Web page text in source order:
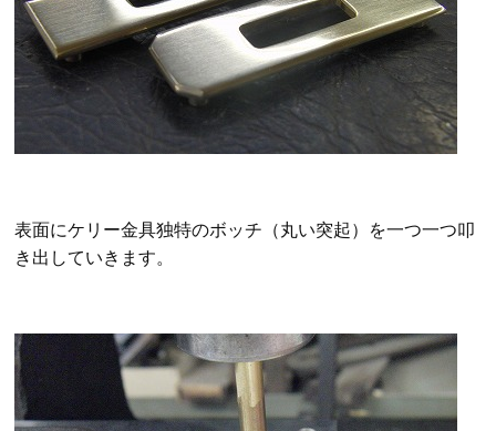
表面にケリー金具独特のボッチ（丸い突起）を一つ一つ叩
き出していきます。